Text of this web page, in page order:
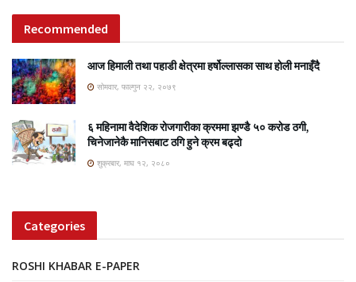
Recommended
आज हिमाली तथा पहाडी क्षेत्रमा हर्षोल्लासका साथ होली मनाइँदै
सोमवार, फाल्गुन २२, २०७९
६ महिनामा वैदेशिक रोजगारीका क्रममा झण्डै ५० करोड ठगी,
चिनेजानेकै मानिसबाट ठगि हुने क्रम बढ्दो
शुक्रबार, माघ १२, २०८०
Categories
ROSHI KHABAR E-PAPER